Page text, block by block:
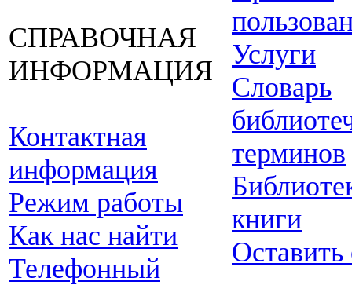
СПРАВОЧНАЯ
ИНФОРМАЦИЯ
Контактная
информация
Режим работы
Как нас найти
Телефонный
Услуги
Словарь
терминов
книги
Оставить